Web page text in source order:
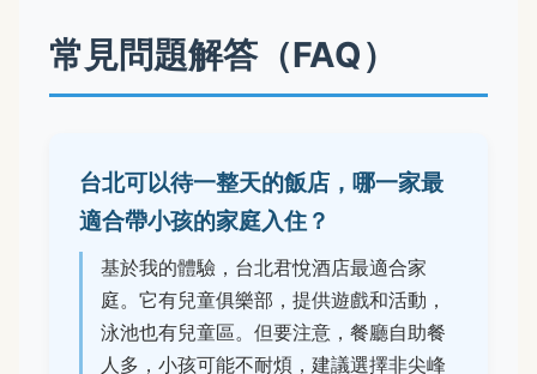
常見問題解答（FAQ）
台北可以待一整天的飯店，哪一家最
適合帶小孩的家庭入住？
基於我的體驗，台北君悅酒店最適合家
庭。它有兒童俱樂部，提供遊戲和活動，
泳池也有兒童區。但要注意，餐廳自助餐
人多，小孩可能不耐煩，建議選擇非尖峰